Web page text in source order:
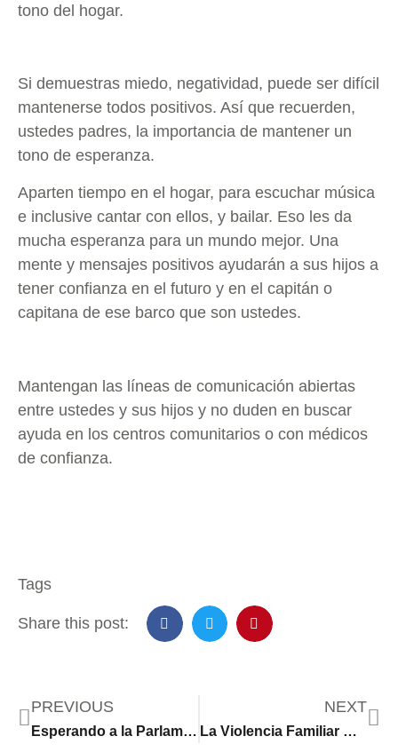
tono del hogar.
Si demuestras miedo, negatividad, puede ser difícil
mantenerse todos positivos. Así que recuerden,
ustedes padres, la importancia de mantener un
tono de esperanza.
Aparten tiempo en el hogar, para escuchar música
e inclusive cantar con ellos, y bailar. Eso les da
mucha esperanza para un mundo mejor. Una
mente y mensajes positivos ayudarán a sus hijos a
tener confianza en el futuro y en el capitán o
capitana de ese barco que son ustedes.
Mantengan las líneas de comunicación abiertas
entre ustedes y sus hijos y no duden en buscar
ayuda en los centros comunitarios o con médicos
de confianza.
Tags
Share this post:
PREVIOUS
Esperando a la Parlamentaria
NEXT
La Violencia Familiar Durante la Pandemia